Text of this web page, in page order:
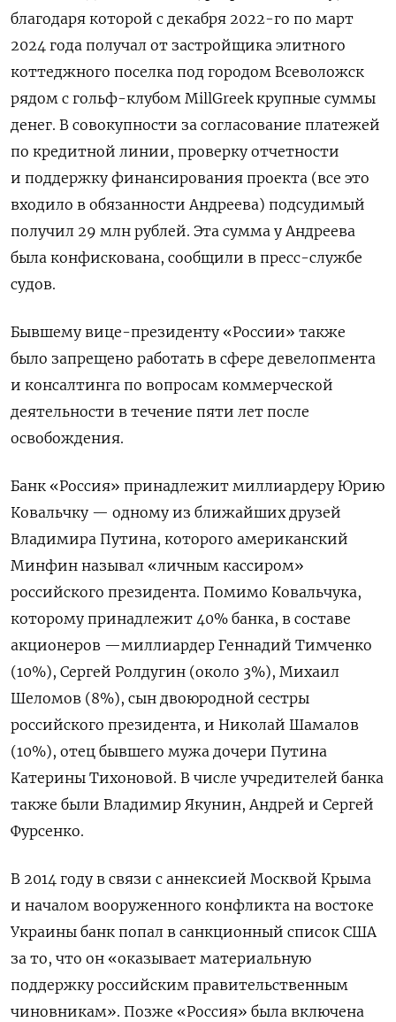
благодаря которой с декабря 2022-го по март
2024 года получал от застройщика элитного
коттеджного поселка под городом Всеволожск
рядом с гольф-клубом MillGreek крупные суммы
денег. В совокупности за согласование платежей
по кредитной линии, проверку отчетности
и поддержку финансирования проекта (все это
входило в обязанности Андреева) подсудимый
получил 29 млн рублей. Эта сумма у Андреева
была конфискована, сообщили в пресс-службе
судов.
Бывшему вице-президенту «России» также
было запрещено работать в сфере девелопмента
и консалтинга по вопросам коммерческой
деятельности в течение пяти лет после
освобождения.
Банк «Россия» принадлежит миллиардеру Юрию
Ковальчку — одному из ближайших друзей
Владимира Путина, которого американский
Минфин называл «личным кассиром»
российского президента. Помимо Ковальчука,
которому принадлежит 40% банка, в составе
акционеров —миллиардер Геннадий Тимченко
(10%), Сергей Ролдугин (около 3%), Михаил
Шеломов (8%), сын двоюродной сестры
российского президента, и Николай Шамалов
(10%), отец бывшего мужа дочери Путина
Катерины Тихоновой. В числе учредителей банка
также были Владимир Якунин, Андрей и Сергей
Фурсенко.
В 2014 году в связи с аннексией Москвой Крыма
и началом вооруженного конфликта на востоке
Украины банк попал в санкционный список США
за то, что он «оказывает материальную
поддержку российским правительственным
чиновникам». Позже «Россия» была включена